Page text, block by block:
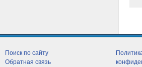
Поиск по сайту
Обратная связь